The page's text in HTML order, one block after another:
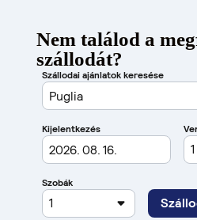
Nem találod a
szállodát?